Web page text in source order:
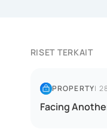
RISET TERKAIT
PROPERTY|
Facing